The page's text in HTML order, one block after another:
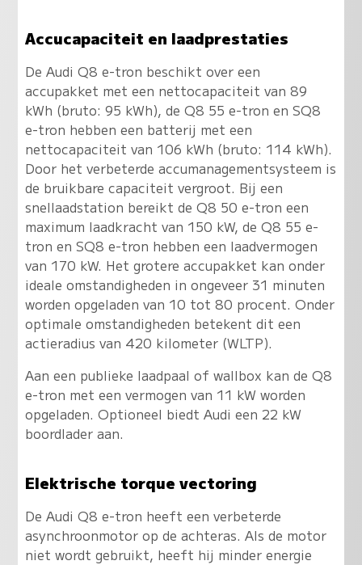
Accucapaciteit en laadprestaties
De Audi Q8 e-tron beschikt over een
accupakket met een nettocapaciteit van 89
kWh (bruto: 95 kWh), de Q8 55 e-tron en SQ8
e-tron hebben een batterij met een
nettocapaciteit van 106 kWh (bruto: 114 kWh).
Door het verbeterde accumanagementsysteem is
de bruikbare capaciteit vergroot. Bij een
snellaadstation bereikt de Q8 50 e-tron een
maximum laadkracht van 150 kW, de Q8 55 e-
tron en SQ8 e-tron hebben een laadvermogen
van 170 kW. Het grotere accupakket kan onder
ideale omstandigheden in ongeveer 31 minuten
worden opgeladen van 10 tot 80 procent. Onder
optimale omstandigheden betekent dit een
actieradius van 420 kilometer (WLTP).
Aan een publieke laadpaal of wallbox kan de Q8
e-tron met een vermogen van 11 kW worden
opgeladen. Optioneel biedt Audi een 22 kW
boordlader aan.
Elektrische torque vectoring
De Audi Q8 e-tron heeft een verbeterde
asynchroonmotor op de achteras. Als de motor
niet wordt gebruikt, heeft hij minder energie